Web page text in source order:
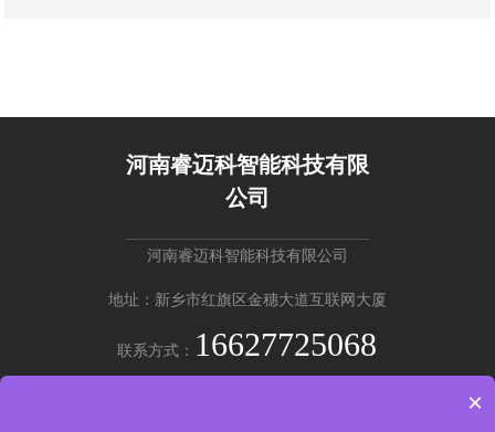
河南睿迈科智能科技有限
公司
河南睿迈科智能科技有限公司
地址：新乡市红旗区金穗大道互联网大厦
联系方式： 16627725068
×